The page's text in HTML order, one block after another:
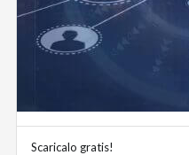
Scaricalo gratis!